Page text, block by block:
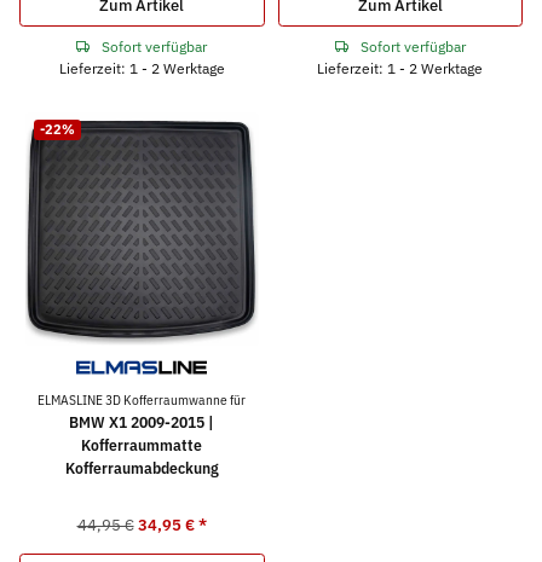
Zum Artikel
Sofort verfügbar
Lieferzeit: 1 - 2 Werktage
Zum Artikel
Sofort verfügbar
Lieferzeit: 1 - 2 Werktage
-22%
ELMASLINE 3D Kofferraumwanne für
BMW X1 2009-2015 |
Kofferraummatte
Kofferraumabdeckung
44,95 € 34,95 €*